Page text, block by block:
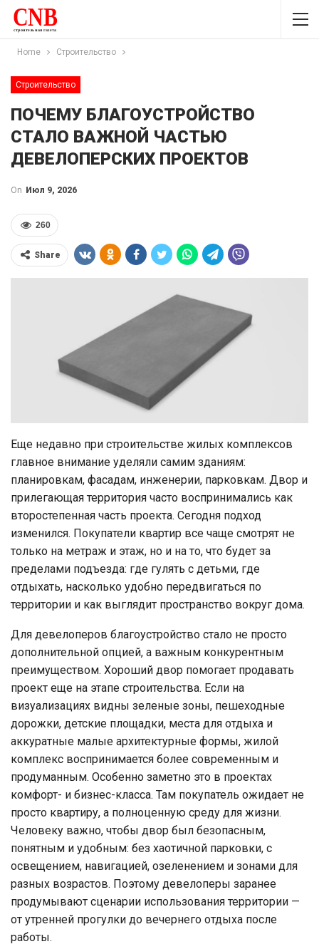
Home Строительство
Строительство
ПОЧЕМУ БЛАГОУСТРОЙСТВО
СТАЛО ВАЖНОЙ ЧАСТЬЮ
ДЕВЕЛОПЕРСКИХ ПРОЕКТОВ
On Июл 9, 2026
260
Share
Еще недавно при строительстве жилых комплексов
главное внимание уделяли самим зданиям:
планировкам, фасадам, инженерии, парковкам. Двор и
прилегающая территория часто воспринимались как
второстепенная часть проекта. Сегодня подход
изменился. Покупатели квартир все чаще смотрят не
только на метраж и этаж, но и на то, что будет за
пределами подъезда: где гулять с детьми, где
отдыхать, насколько удобно передвигаться по
территории и как выглядит пространство вокруг дома.
Для девелоперов благоустройство стало не просто
дополнительной опцией, а важным конкурентным
преимуществом. Хороший двор помогает продавать
проект еще на этапе строительства. Если на
визуализациях видны зеленые зоны, пешеходные
дорожки, детские площадки, места для отдыха и
аккуратные малые архитектурные формы, жилой
комплекс воспринимается более современным и
продуманным. Особенно заметно это в проектах
комфорт- и бизнес-класса. Там покупатель ожидает не
просто квартиру, а полноценную среду для жизни.
Человеку важно, чтобы двор был безопасным,
понятным и удобным: без хаотичной парковки, с
освещением, навигацией, озеленением и зонами для
разных возрастов. Поэтому девелоперы заранее
продумывают сценарии использования территории —
от утренней прогулки до вечернего отдыха после
работы.